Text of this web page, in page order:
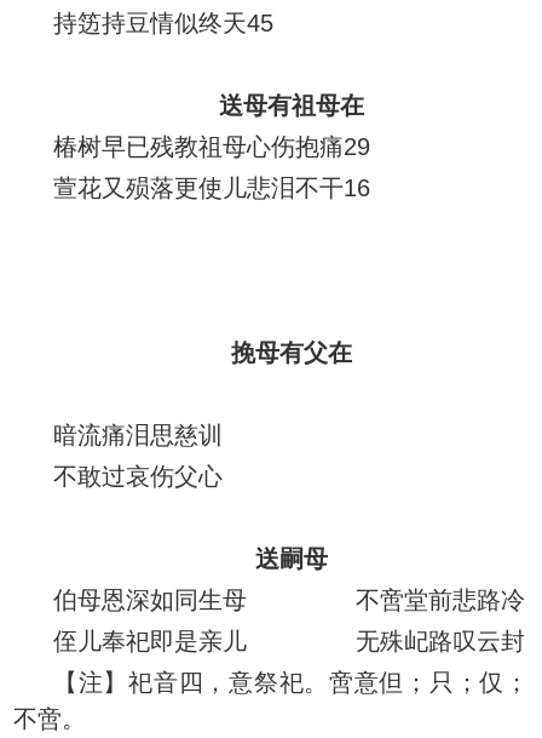
持笾持豆情似终天45
送母有祖母在
椿树早已残教祖母心伤抱痛29
萱花又殒落更使儿悲泪不干16
挽母有父在
暗流痛泪思慈训
不敢过哀伤父心
送嗣母
伯母恩深如同生母 不啻堂前悲路冷
侄儿奉祀即是亲儿 无殊屺路叹云封
【注】祀音四，意祭祀。啻意但；只；仅；
不啻。